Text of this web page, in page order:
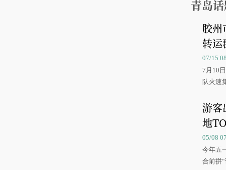
青岛
胶州
转运
07/15
7月10
队火速
游客
地
05/08
今年五
合前拼